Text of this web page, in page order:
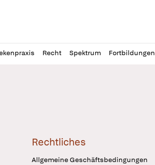
Recht Spektrum Fortbildungen
Rechtliches
Allgemeine Geschäftsbedingungen